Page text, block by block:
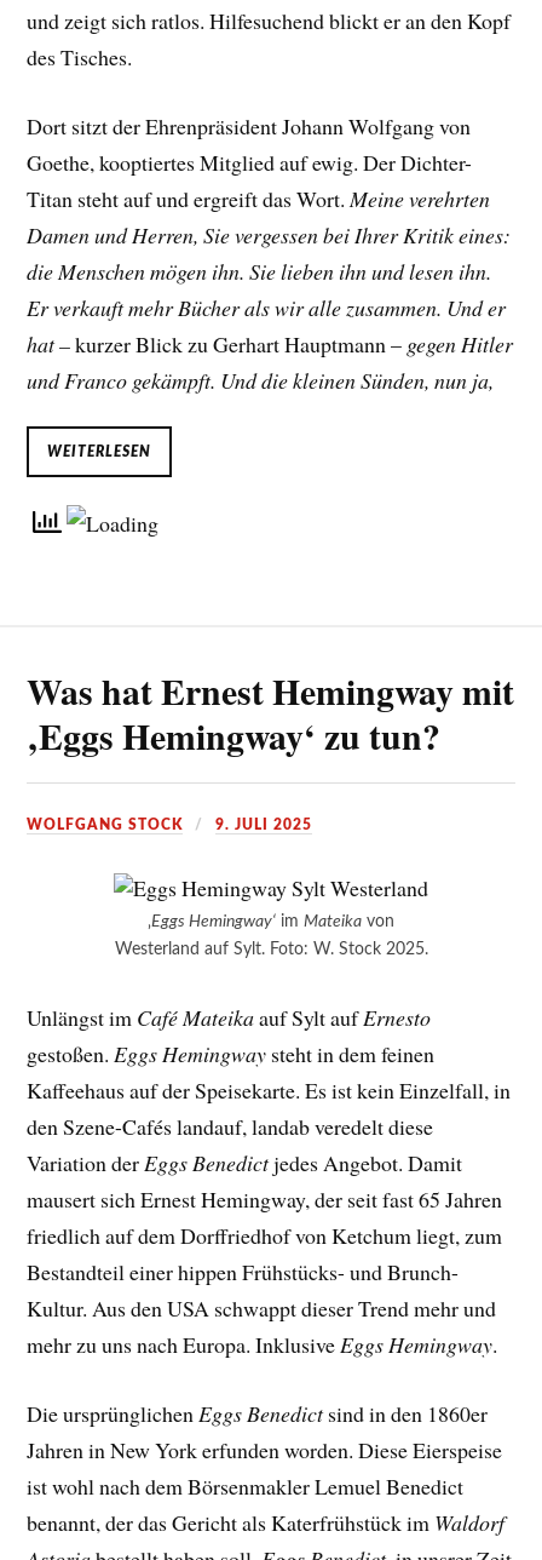
und zeigt sich ratlos. Hilfesuchend blickt er an den Kopf
des Tisches.
Dort sitzt der Ehrenpräsident Johann Wolfgang von
Goethe, kooptiertes Mitglied auf ewig. Der Dichter-
Titan steht auf und ergreift das Wort. Meine verehrten
Damen und Herren, Sie vergessen bei Ihrer Kritik eines:
die Menschen mögen ihn. Sie lieben ihn und lesen ihn.
Er verkauft mehr Bücher als wir alle zusammen. Und er
hat –kurzer Blick zu Gerhart Hauptmann – gegen Hitler
und Franco gekämpft. Und die kleinen Sünden, nun ja,
WEITERLESEN
Was hat Ernest Hemingway mit
‚Eggs Hemingway‘ zu tun?
WOLFGANG STOCK 9. JULI 2025
‚Eggs Hemingway‘ im Mateika von
Westerland auf Sylt. Foto: W. Stock 2025.
Unlängst im Café Mateikaauf Sylt aufErnesto
gestoßen.Eggs Hemingway steht in dem feinen
Kaffeehaus auf der Speisekarte. Es ist kein Einzelfall, in
den Szene-Cafés landauf, landab veredelt diese
Variation derEggs Benedictjedes Angebot. Damit
mausert sich Ernest Hemingway, der seit fast 65 Jahren
friedlich auf dem Dorffriedhof von Ketchum liegt, zum
Bestandteil einer hippen Frühstücks- und Brunch-
Kultur. Aus den USA schwappt dieser Trend mehr und
mehr zu uns nach Europa. InklusiveEggs Hemingway.
Die ursprünglichenEggs Benedictsind in den 1860er
Jahren in New York erfunden worden. Diese Eierspeise
ist wohl nach dem Börsenmakler Lemuel Benedict
benannt, der das Gericht als Katerfrühstück im Waldorf